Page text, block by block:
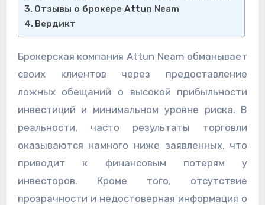
Отзывы о брокере Attun Neam
Вердикт
Брокерская компания Attun Neam обманывает
своих клиентов через предоставление
ложных обещаний о высокой прибыльности
инвестиций и минимальном уровне риска. В
реальности, часто результаты торговли
оказываются намного ниже заявленных, что
приводит к финансовым потерям у
инвесторов. Кроме того, отсутствие
прозрачности и недостоверная информация о